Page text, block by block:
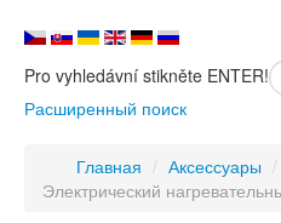
Pro vyhledávní stikněte ENTER!
Расширенный поиск
Главная / Аксессуары /
Электрический